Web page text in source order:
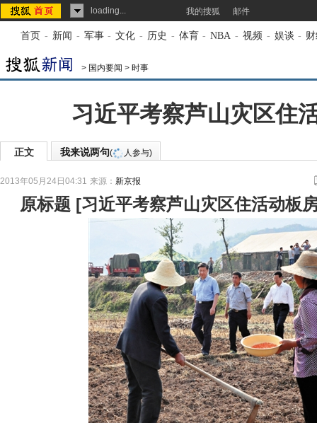
loading... 我的搜狐 邮件
首页 - 新闻 - 军事 - 文化 - 历史 - 体育 - NBA - 视频 - 娱谈 -
> 国内要闻 > 时事
习近平考察芦山灾区住
正文 我来说两句( 人参与)
2013年05月24日04:31 来源： 新京报
原标题 [习近平考察芦山灾区住活动板